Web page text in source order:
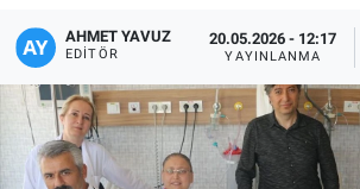
AHMET YAVUZ
EDITÖR
20.05.2026 - 12:17
YAYINLANMA